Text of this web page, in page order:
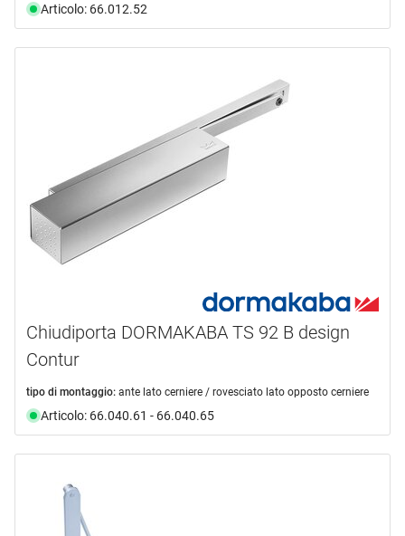
Articolo: 66.012.52
Chiudiporta DORMAKABA TS 92 B design
Contur
tipo di montaggio: ante lato cerniere / rovesciato lato opposto cerniere
Articolo: 66.040.61 - 66.040.65